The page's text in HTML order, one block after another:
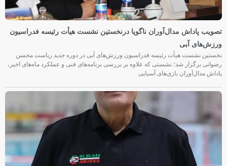
تصویب پاداش مدال‌آوران ناگویا درنخستین نشست هیأت رئیسه فدراسیون
ورزش‌های آبی
نخستین نشست هیأت رئیسه فدراسیون ورزش‌های آبی در دوره جدید ریاست محسن
رضوانی برگزار شد؛ نشستی که علاوه بر بررسی برنامه‌های فنی و عملکرد ماه‌های اخیر،
پاداش مدال‌آوران بازی‌های آسیایی